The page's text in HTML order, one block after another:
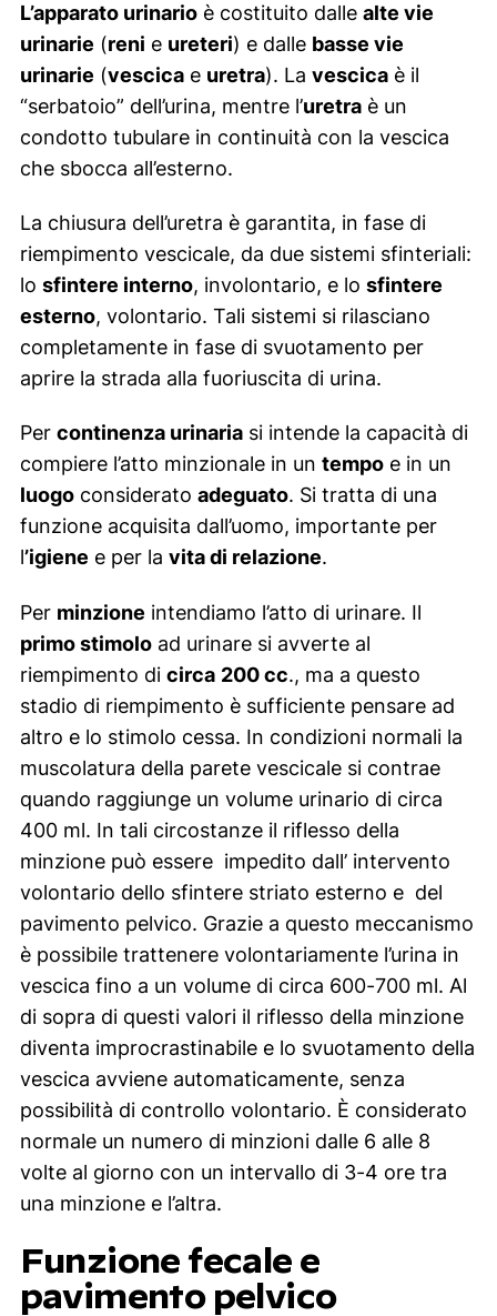
L’apparato urinarioè costituito dalle alte vie
urinarie (reni e ureteri) e dalle basse vie
urinarie (vescicae uretra). La vescicaè il
“serbatoio” dell’urina, mentre l’uretraè un
condotto tubulare in continuità con la vescica
che sbocca all’esterno.
La chiusura dell’uretra è garantita, in fase di
riempimento vescicale, da due sistemi sfinteriali:
lo sfintere interno, involontario, e lo sfintere
esterno, volontario. Tali sistemi si rilasciano
completamente in fase di svuotamento per
aprire la strada alla fuoriuscita di urina.
Per continenza urinariasi intende la capacità di
compiere l’atto minzionale in un tempoe in un
luogoconsiderato adeguato. Si tratta di una
funzione acquisita dall’uomo, importante per
l’igiene e per la vita di relazione.
Per minzione intendiamo l’atto di urinare. Il
primo stimoload urinare si avverte al
riempimento di circa 200 cc., ma a questo
stadio di riempimento è sufficiente pensare ad
altro e lo stimolo cessa. In condizioni normali la
muscolatura della parete vescicale si contrae
quando raggiunge un volume urinario di circa
400 ml. In tali circostanze il riflesso della
minzione può essere impedito dall’ intervento
volontario dello sfintere striato esterno e del
pavimento pelvico. Grazie a questo meccanismo
è possibile trattenere volontariamente l’urina in
vescica fino a un volume di circa 600-700 ml. Al
di sopra di questi valori il riflesso della minzione
diventa improcrastinabile e lo svuotamento della
vescica avviene automaticamente, senza
possibilità di controllo volontario. È considerato
normale un numero di minzioni dalle 6 alle 8
volte al giorno con un intervallo di 3-4 ore tra
una minzione e l’altra.
Funzione fecale e
pavimento pelvico